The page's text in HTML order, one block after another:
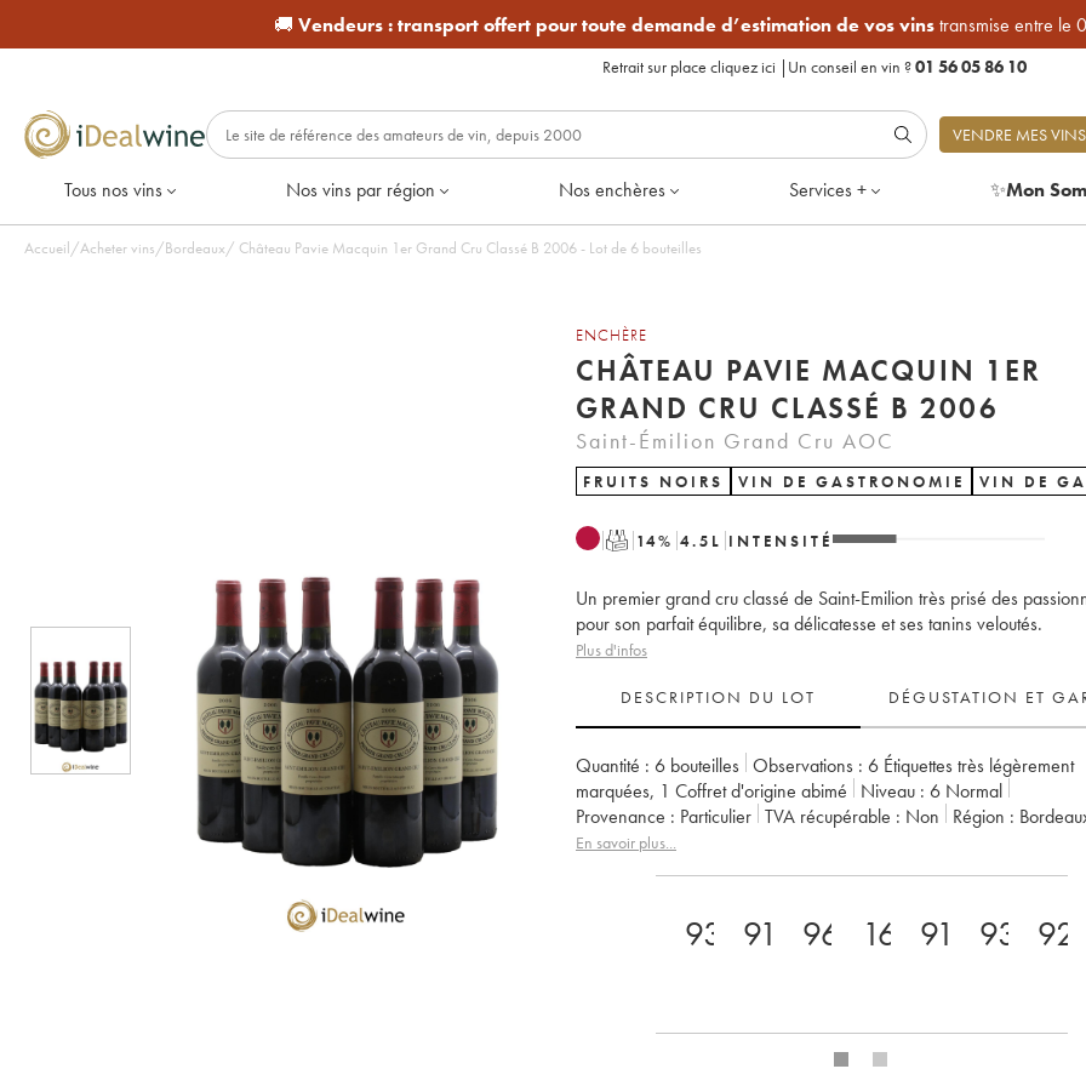
🚚 Vendeurs :transport offert pour toute demande d’estimation de vos vinstransmise entre le
Retrait sur place cliquez ici | Un conseil en vin ?01 56 05 86 10
VENDRE MES VINS
Tous nos vins Nos vins par région Nos enchères Services + ✨Mon
Accueil/Acheter vins/Bordeaux/ Château Pavie Macquin 1er Grand Cru Classé B 2006 - Lot de 6 bouteilles
ENCHÈRE
CHÂTEAU PAVIE MACQUIN 1ER
GRAND CRU CLASSÉ B 2006
Saint-Émilion Grand Cru AOC
FRUITS NOIRS VIN DE GASTRONOMIE VIN DE
T 14% 4.5 L INTENSITÉ
Un premier grand cru classé de Saint-Emilion très prisé des
pour son parfait équilibre, sa délicatesse et ses tanins veloutés.
Plus d'infos
DESCRIPTION DU LOT DÉGUSTATION ET
Quantité : 6 bouteilles Observations : 6 Étiquettes très légèrement
marquées, 1 Coffret d'origine abimé Niveau : 6 Normal
Provenance : particulier TVA récupérable : non Région :
Appellation :
En savoir plus...
93 91 96 16 91 93 92